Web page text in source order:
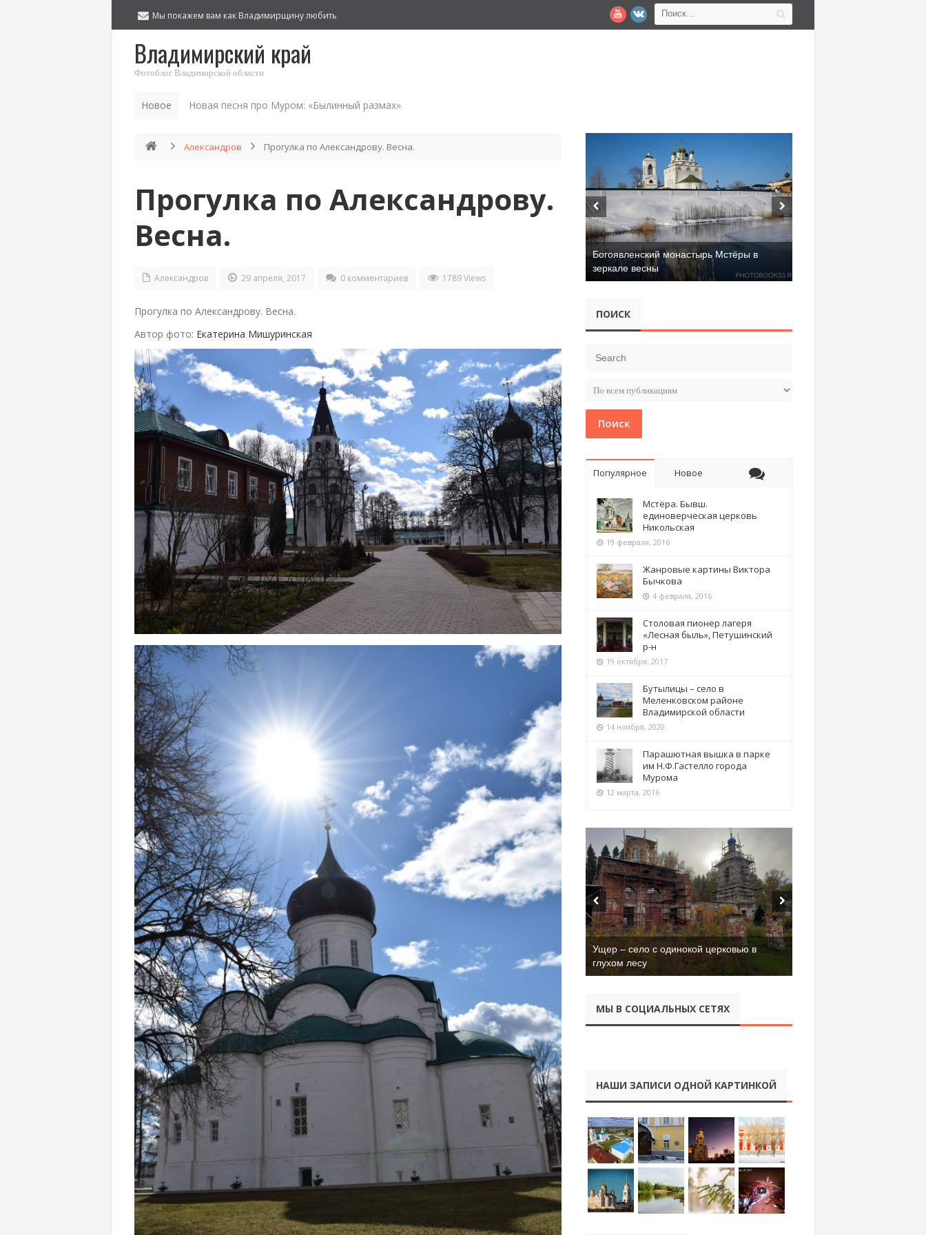
Мы покажем вам как Владимирщину любить
Владимирский край
Фотоблог Владимирской области
Новое Новая песня про Муром: «Былинный размах»
Александров Прогулка по Александрову. Весна.
Прогулка по Александрову.
Весна.
Александров 29 апреля, 2017 0 комментариев 1789 Views
Прогулка по Александрову. Весна.
Автор фото: Екатерина Мишуринская
Богоявленский монастырь Мстёры в
зеркале весны
ПОИСК
Поиск
Популярное Новое
Мстёра. Бывш.
единоверческая церковь
Никольская
19 февраля, 2016
Жанровые картины Виктора
Бычкова
4 февраля, 2016
Столовая пионер лагеря
«Лесная быль», Петушинский
р-н
19 октября, 2017
Бутылицы – село в
Меленковском районе
Владимирской области
14 ноября, 2020
Парашютная вышка в парке
им Н.Ф.Гастелло города
Мурома
12 марта, 2016
Ущер – село с одинокой церковью в
глухом лесу
МЫ В СОЦИАЛЬНЫХ СЕТЯХ
НАШИ ЗАПИСИ ОДНОЙ КАРТИНКОЙ